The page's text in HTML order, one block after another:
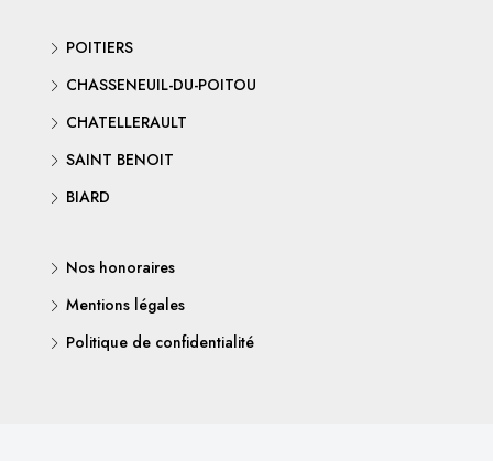
POITIERS
CHASSENEUIL-DU-POITOU
CHATELLERAULT
SAINT BENOIT
BIARD
Nos honoraires
Mentions légales
Politique de confidentialité